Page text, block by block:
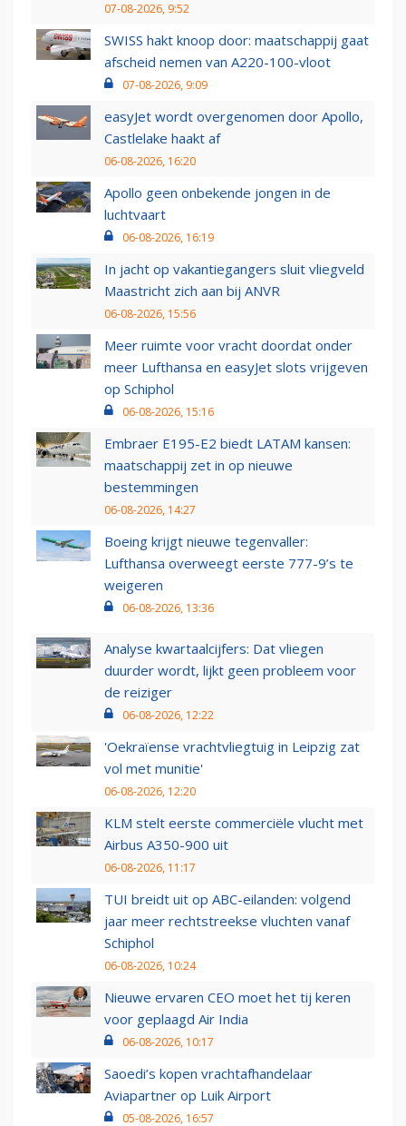
07-08-2026, 9:52
SWISS hakt knoop door: maatschappij gaat
afscheid nemen van A220-100-vloot
07-08-2026, 9:09
easyJet wordt overgenomen door Apollo,
Castlelake haakt af
06-08-2026, 16:20
Apollo geen onbekende jongen in de
luchtvaart
06-08-2026, 16:19
In jacht op vakantiegangers sluit vliegveld
Maastricht zich aan bij ANVR
06-08-2026, 15:56
Meer ruimte voor vracht doordat onder
meer Lufthansa en easyJet slots vrijgeven
op Schiphol
06-08-2026, 15:16
Embraer E195-E2 biedt LATAM kansen:
maatschappij zet in op nieuwe
bestemmingen
06-08-2026, 14:27
Boeing krijgt nieuwe tegenvaller:
Lufthansa overweegt eerste 777-9’s te
weigeren
06-08-2026, 13:36
Analyse kwartaalcijfers: Dat vliegen
duurder wordt, lijkt geen probleem voor
de reiziger
06-08-2026, 12:22
'Oekraïense vrachtvliegtuig in Leipzig zat
vol met munitie'
06-08-2026, 12:20
KLM stelt eerste commerciële vlucht met
Airbus A350-900 uit
06-08-2026, 11:17
TUI breidt uit op ABC-eilanden: volgend
jaar meer rechtstreekse vluchten vanaf
Schiphol
06-08-2026, 10:24
Nieuwe ervaren CEO moet het tij keren
voor geplaagd Air India
06-08-2026, 10:17
Saoedi’s kopen vrachtafhandelaar
Aviapartner op Luik Airport
05-08-2026, 16:57